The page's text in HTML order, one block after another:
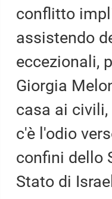
conflitto
assistendo
eccezionali,
Giorgia
casa ai
c'è l'odio
confini dello
Stato di